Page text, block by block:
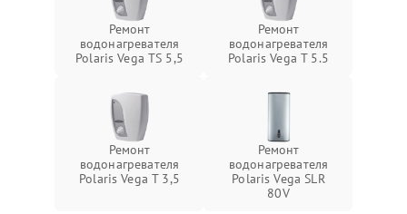
Ремонт
водонагревателя
Polaris Vega TS 5,5
Ремонт
водонагревателя
Polaris Vega T 5.5
Ремонт
водонагревателя
Polaris Vega T 3,5
Ремонт
водонагревателя
Polaris Vega SLR
80V